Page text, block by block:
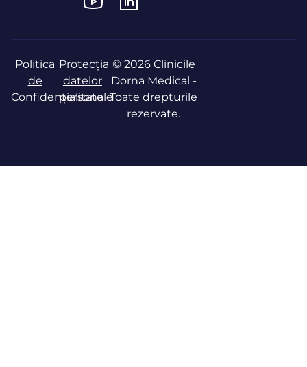
Politica
de
Confidențialitate
Protecția
datelor
personale
© 2026 Clinicile
Dorna Medical -
Toate drepturile
rezervate.